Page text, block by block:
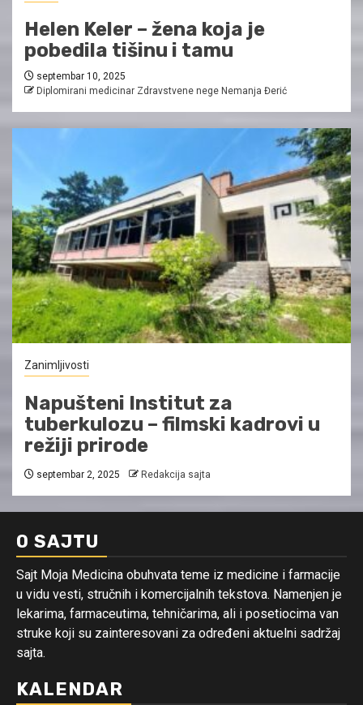
Helen Keler – žena koja je
pobedila tišinu i tamu
septembar 10, 2025
Diplomirani medicinar Zdravstvene nege Nemanja Đerić
Zanimljivosti
Napušteni Institut za
tuberkulozu – filmski kadrovi u
režiji prirode
septembar 2, 2025 Redakcija sajta
O SAJTU
Sajt Moja Medicina obuhvata teme iz medicine i farmacije
u vidu vesti, stručnih i komercijalnih tekstova. Namenjen je
lekarima, farmaceutima, tehničarima, ali i posetiocima van
struke koji su zainteresovani za određeni aktuelni sadržaj
sajta.
KALENDAR